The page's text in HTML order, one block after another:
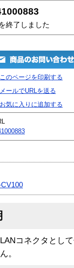
終了しました
のページを印刷する
ールでURLを送る
お気に入りに追加する
CV100
コネクタとし
。